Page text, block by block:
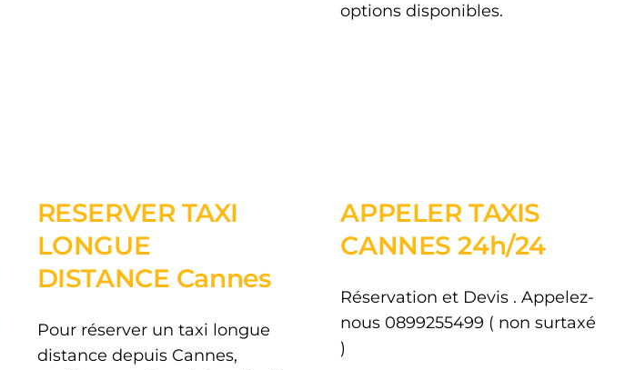
options disponibles.
RESERVER TAXI
LONGUE
DISTANCE Cannes
Pour réserver un taxi longue
distance depuis Cannes,
APPELER TAXIS
CANNES 24h/24
Réservation et Devis . Appelez-
nous 0899255499 ( non surtaxé
)